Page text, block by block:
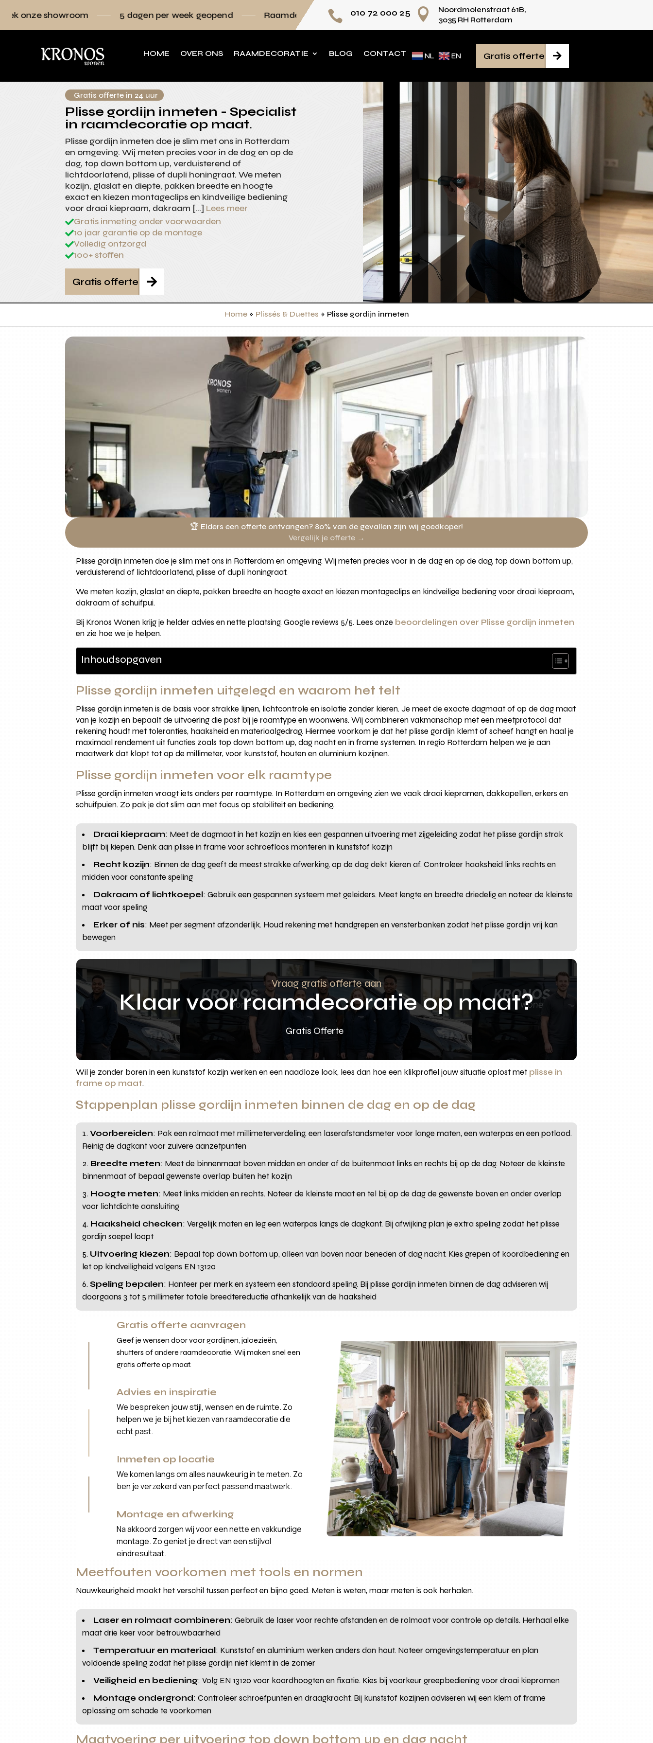
5 dagen per week geopend Raamdecoratie volledig op maat Persoonlijk advies voor iedere ruimte
 010 72 000 25 
Noordmolenstraat 61B,
3035 RH Rotterdam
HOME OVER ONS RAAMDECORATIE BLOG CONTACT NL EN 
Gratis offerte
Gratis offerte in 24 uur
Plisse gordijn inmeten - Specialist
in raamdecoratie op maat.
Plisse gordijn inmeten doe je slim met ons in Rotterdam
en omgeving. Wij meten precies voor in de dag en op de
dag, top down bottom up, verduisterend of
lichtdoorlatend, plisse of dupli honingraat. We meten
kozijn, glaslat en diepte, pakken breedte en hoogte
exact en kiezen montageclips en kindveilige bediening
voor draai kiepraam, dakraam […] Lees meer
Gratis inmeting onder voorwaarden
10 jaar garantie op de montage
Volledig ontzorgd
100+ stoffen

Gratis offerte
Home » Plissés & Duettes » Plisse gordijn inmeten
🏆 Elders een offerte ontvangen? 80% van de gevallen zijn wij goedkoper!
Vergelijk je offerte →
Plisse gordijn inmeten doe je slim met ons in Rotterdam en omgeving. Wij meten precies voor in de dag en op de dag, top down bottom up,
verduisterend of lichtdoorlatend, plisse of dupli honingraat.
We meten kozijn, glaslat en diepte, pakken breedte en hoogte exact en kiezen montageclips en kindveilige bediening voor draai kiepraam,
dakraam of schuifpui.
Bij Kronos Wonen krijg je helder advies en nette plaatsing. Google reviews 5/5. Lees onze beoordelingen over Plisse gordijn inmeten
en zie hoe we je helpen.
Inhoudsopgaven
Plisse gordijn inmeten uitgelegd en waarom het telt
Plisse gordijn inmeten is de basis voor strakke lijnen, lichtcontrole en isolatie zonder kieren. Je meet de exacte dagmaat of op de dag maat
van je kozijn en bepaalt de uitvoering die past bij je raamtype en woonwens. Wij combineren vakmanschap met een meetprotocol dat
rekening houdt met toleranties, haaksheid en materiaalgedrag. Hiermee voorkom je dat het plisse gordijn klemt of scheef hangt en haal je
maximaal rendement uit functies zoals top down bottom up, dag nacht en in frame systemen. In regio Rotterdam helpen we je aan
maatwerk dat klopt tot op de millimeter, voor kunststof, houten en aluminium kozijnen.
Plisse gordijn inmeten voor elk raamtype
Plisse gordijn inmeten vraagt iets anders per raamtype. In Rotterdam en omgeving zien we vaak draai kiepramen, dakkapellen, erkers en
schuifpuien. Zo pak je dat slim aan met focus op stabiliteit en bediening.
Draai kiepraam: Meet de dagmaat in het kozijn en kies een gespannen uitvoering met zijgeleiding zodat het plisse gordijn strak
blijft bij kiepen. Denk aan plisse in frame voor schroefloos monteren in kunststof kozijn
Recht kozijn: Binnen de dag geeft de meest strakke afwerking, op de dag dekt kieren af. Controleer haaksheid links rechts en
midden voor constante speling
Dakraam of lichtkoepel: Gebruik een gespannen systeem met geleiders. Meet lengte en breedte driedelig en noteer de kleinste
maat voor speling
Erker of nis: Meet per segment afzonderlijk. Houd rekening met handgrepen en vensterbanken zodat het plisse gordijn vrij kan
bewegen
Vraag gratis offerte aan
Klaar voor raamdecoratie op maat?
Gratis Offerte
Wil je zonder boren in een kunststof kozijn werken en een naadloze look, lees dan hoe een klikprofiel jouw situatie oplost met plisse in
frame op maat.
Stappenplan plisse gordijn inmeten binnen de dag en op de dag
Voorbereiden: Pak een rolmaat met millimeterverdeling, een laserafstandsmeter voor lange maten, een waterpas en een potlood.
Reinig de dagkant voor zuivere aanzetpunten
Breedte meten: Meet de binnenmaat boven midden en onder of de buitenmaat links en rechts bij op de dag. Noteer de kleinste
binnenmaat of bepaal gewenste overlap buiten het kozijn
Hoogte meten: Meet links midden en rechts. Noteer de kleinste maat en tel bij op de dag de gewenste boven en onder overlap
voor lichtdichte aansluiting
Haaksheid checken: Vergelijk maten en leg een waterpas langs de dagkant. Bij afwijking plan je extra speling zodat het plisse
gordijn soepel loopt
Uitvoering kiezen: Bepaal top down bottom up, alleen van boven naar beneden of dag nacht. Kies grepen of koordbediening en
let op kindveiligheid volgens EN 13120
Speling bepalen: Hanteer per merk en systeem een standaard speling. Bij plisse gordijn inmeten binnen de dag adviseren wij
doorgaans 3 tot 5 millimeter totale breedtereductie afhankelijk van de haaksheid
Gratis offerte aanvragen
Geef je wensen door voor gordijnen, jaloezieën,
shutters of andere raamdecoratie. Wij maken snel een
gratis offerte op maat.
Advies en inspiratie
We bespreken jouw stijl, wensen en de ruimte. Zo
helpen we je bij het kiezen van raamdecoratie die
echt past.
Inmeten op locatie
We komen langs om alles nauwkeurig in te meten. Zo
ben je verzekerd van perfect passend maatwerk.
Montage en afwerking
Na akkoord zorgen wij voor een nette en vakkundige
montage. Zo geniet je direct van een stijlvol
eindresultaat.
Meetfouten voorkomen met tools en normen
Nauwkeurigheid maakt het verschil tussen perfect en bijna goed. Meten is weten, maar meten is ook herhalen.
Laser en rolmaat combineren: Gebruik de laser voor rechte afstanden en de rolmaat voor controle op details. Herhaal elke
maat drie keer voor betrouwbaarheid
Temperatuur en materiaal: Kunststof en aluminium werken anders dan hout. Noteer omgevingstemperatuur en plan
voldoende speling zodat het plisse gordijn niet klemt in de zomer
Veiligheid en bediening: Volg EN 13120 voor koordhoogten en fixatie. Kies bij voorkeur greepbediening voor draai kiepramen
Montage ondergrond: Controleer schroefpunten en draagkracht. Bij kunststof kozijnen adviseren wij een klem of frame
oplossing om schade te voorkomen
Maatvoering per uitvoering top down bottom up en dag nacht